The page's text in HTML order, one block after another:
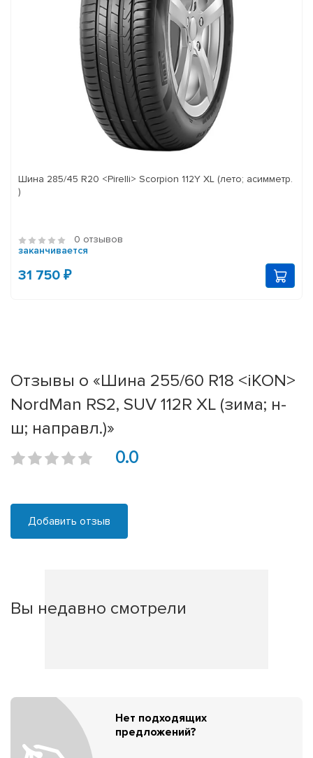
Шина 285/45 R20 <Pirelli> Scorpion 112Y XL (лето; асимметр.
)
0 отзывов
заканчивается
31 750 ₽
Отзывы о «Шина 255/60 R18 <iKON>
NordMan RS2, SUV 112R XL (зима; н-
ш; направл.)»
0.0
Добавить отзыв
Вы недавно смотрели
Нет подходящих
предложений?